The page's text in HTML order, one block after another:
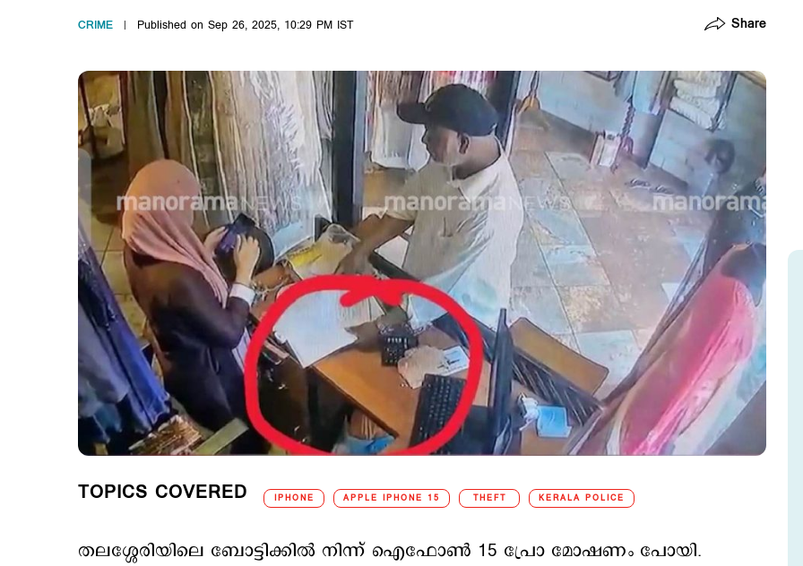
CRIME Published on Sep 26, 2025, 10:29 PM IST Share
TOPICS COVERED IPHONE APPLE IPHONE 15 THEFT KERALA POLICE
തലശ്ശേരിയിലെ ബോട്ടിക്കില്‍ നിന്ന് ഐഫോണ്‍ 15 പ്രോ മോഷണം പോയി.